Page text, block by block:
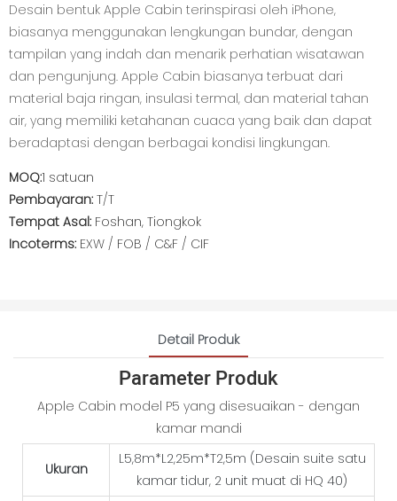
Desain bentuk Apple Cabin terinspirasi oleh iPhone,
biasanya menggunakan lengkungan bundar, dengan
tampilan yang indah dan menarik perhatian wisatawan
dan pengunjung. Apple Cabin biasanya terbuat dari
material baja ringan, insulasi termal, dan material tahan
air, yang memiliki ketahanan cuaca yang baik dan dapat
beradaptasi dengan berbagai kondisi lingkungan.
MOQ:1 satuan
Pembayaran: T/T
Tempat Asal: Foshan, Tiongkok
Incoterms: EXW / FOB / C&F / CIF
Detail Produk
Parameter Produk
Apple Cabin model P5 yang disesuaikan - dengan
kamar mandi
Ukuran
L5,8m*L2,25m*T2,5m (Desain suite satu
kamar tidur, 2 unit muat di HQ 40)